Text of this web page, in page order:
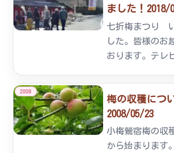
ました！2018/
七折梅まつり
した。皆様のお
おります。テレ
た。梅まつりが
アの取材を受け
2008
梅の収穫につ
2008/05/23
小梅鶯宿梅の収
から始まります